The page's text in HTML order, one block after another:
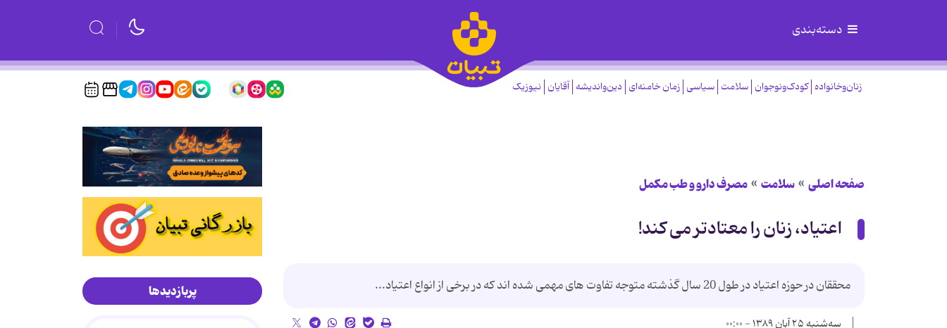
دسته‌بندی
زنان‌وخانواده کودک‌ونوجوان سلامت سیاسی زمان خامنه‌ای دین‌واندیشه آقایان نیوزیک
صفحه اصلی سلامت مصرف دارو و طب مکمل
اعتیاد، زنان را معتادتر می ‌کند!
محققان در حوزه اعتیاد در طول 20 سال گذشته متوجه تفاوت ‌های مهمی شده ‌اند که در برخی از انواع اعتیاد...
سه‌شنبه ۲۵ آبان ۱۳۸۹ - ۰۰:۰۰
پربازدیدها